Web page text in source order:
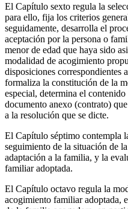
El Capítulo sexto regula la
para ello, fija los criterios
seguidamente, desarrolla el
aceptación por la persona o
menor de edad que haya sido
modalidad de acogimiento
disposiciones correspondientes
formaliza la constitución de la
especial, determina el
documento anexo (contrato)
a la resolución que se dicte.
El Capítulo séptimo contempla
seguimiento de la situación de
adaptación a la familia, y la
familiar adoptada.
El Capítulo octavo regula la
acogimiento familiar adoptada,